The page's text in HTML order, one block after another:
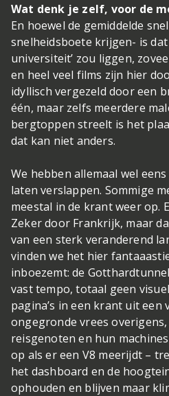
Wat denk je zelf, voor de
En hoewel de gemiddelde
snelheidsboete krijgen- is
universiteit’ zou liggen,
en heel veel films zijn hier
idyllisch vergezeld door een
één, maar zelfs meerdere
bergtoppen streelt is het
dat kan niet anders.
We hebben allemaal wel
laten verslappen. Sommige
meestal in de krant weer op.
Zeker door Frankrijk, maar
van een sterk veranderend
vinden we het hier
inboezemt: de
vast tempo, totaal geen
pagina’s in een krant uit
ongegronde vrees
reisgenoten en hun
op als er een V8 meerijdt –
het dashboard en de
ophouden en blijven maar